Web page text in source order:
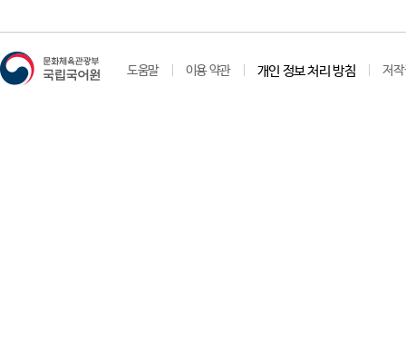
도움말 이용 약관 개인 정보 처리 방침 저